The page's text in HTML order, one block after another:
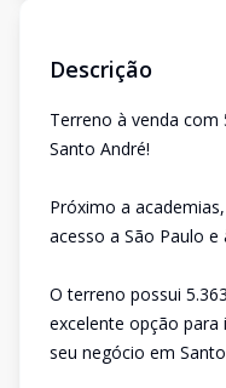
Descrição
Terreno à venda com
Santo André!
Próximo a
acesso a São Paulo e
O terreno possui
excelente opção
seu negócio em